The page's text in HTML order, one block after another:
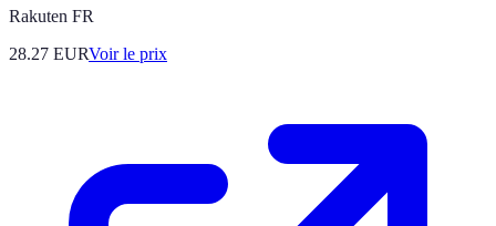
Rakuten FR
28.27 EURVoir le prix